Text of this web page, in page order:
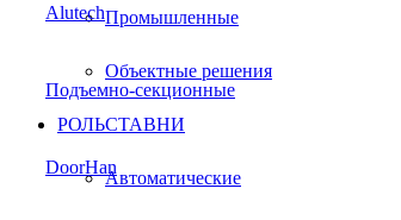
Промышленные
Объектные решения
РОЛЬСТАВНИ
Автоматические
Alutech
Подъемно-секционные
DoorHan